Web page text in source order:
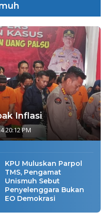
Inflasi
20:12 PM
KPU Muluskan Parpol
TMS, Pengamat
Unismuh Sebut
Penyelenggara Bukan
EO Demokrasi